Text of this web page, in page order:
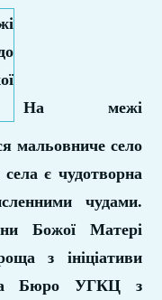
На межі
мальовниче село
є чудотворна
чудами.
Божої Матері
з ініціативи
Бюро УГКЦ з